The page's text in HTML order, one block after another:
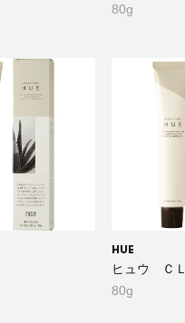
80g
HUE
ヒュウ ＣＬ
80g